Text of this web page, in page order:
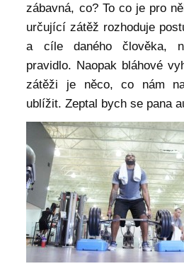
zábavná, co? To co je pro
určující zátěž rozhoduje
a cíle daného člověka,
pravidlo. Naopak bláhové
zátěži je něco, co nám
ublížit. Zeptal bych se pana